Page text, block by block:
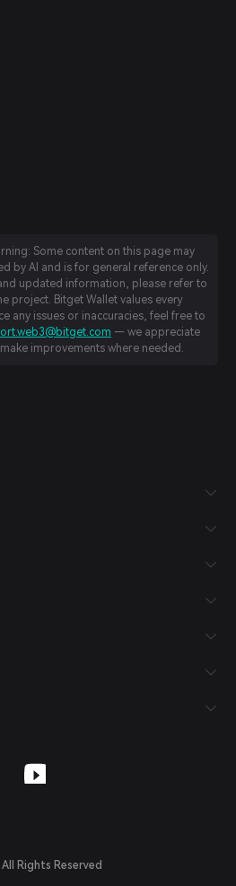
Some content on this page may
by AI and is for general reference only.
updated information, please refer to
project. Bitget Wallet values every
any issues or inaccuracies, feel free to
— we appreciate
improvements where needed.
Rights Reserved